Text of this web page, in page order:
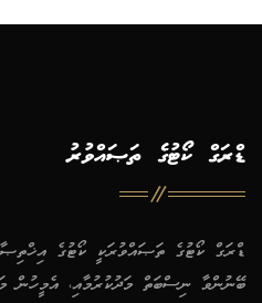
ޑްރަގް ކޯޓުގެ ތަޞައްވުރު
ޑްރަގް ކޯޓުގެ ތަޞައްވުރަކީ ކޯޓުގެ
ބޭނުންވާ ނިސްބަތް މަދުކުރުމާއި، އެމީހުން